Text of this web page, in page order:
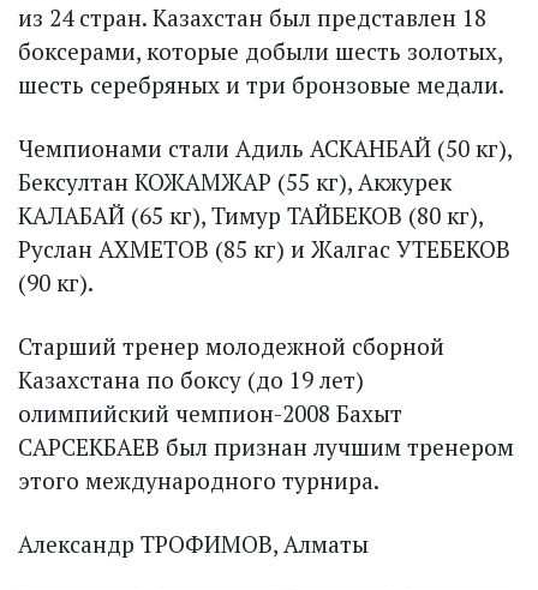
из 24 стран. Казахстан был представлен 18
боксерами, которые добыли шесть золотых,
шесть серебряных и три бронзовые медали.
Чемпионами стали Адиль АСКАНБАЙ (50 кг),
Бексултан КОЖАМЖАР (55 кг), Акжурек
КАЛАБАЙ (65 кг), Тимур ТАЙБЕКОВ (80 кг),
Руслан АХМЕТОВ (85 кг) и Жалгас УТЕБЕКОВ
(90 кг).
Старший тренер молодежной сборной
Казахстана по боксу (до 19 лет)
олимпийский чемпион-2008 Бахыт
САРСЕКБАЕВ был признан лучшим тренером
этого международного турнира.
Александр ТРОФИМОВ, Алматы